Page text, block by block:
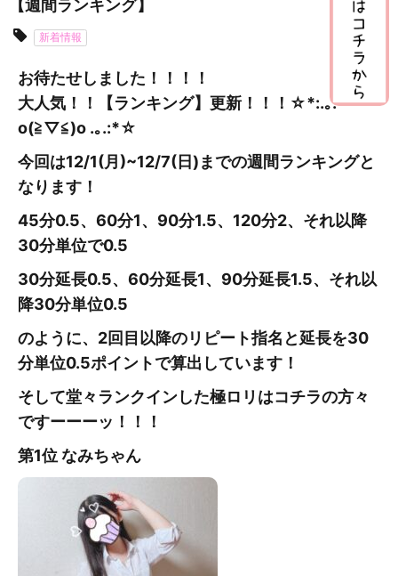
【週間ランキング】
新着情報
お待たせしました！！！！
大人気！！【ランキング】更新 ！！！☆*:.｡.
o(≧▽≦)o .｡.:*☆
今回は12/1(月)~12/7(日)までの週間ランキングと
なります！
45分0.5、60分1、90分1.5、120分2、それ以降
30分単位で0.5
30分延長0.5、60分延長1、90分延長1.5、それ以
降30分単位0.5
のように、2回目以降のリピート指名と延長を30
分単位0.5ポイントで算出しています！
そして堂々ランクインした極ロリはコチラの方々
ですーーーッ！！！
第1位 なみちゃん